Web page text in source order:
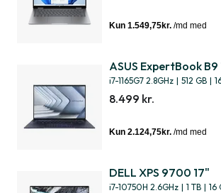
ASUS ExpertBook B9
i7-1165G7 2.8GHz | 512 GB |
8.499 kr.
DELL XPS 9700 17"
i7-10750H 2.6GHz | 1 TB | 16